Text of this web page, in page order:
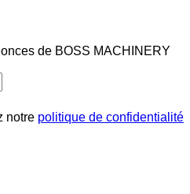
de BOSS MACHINERY
notre politique de confidentialité